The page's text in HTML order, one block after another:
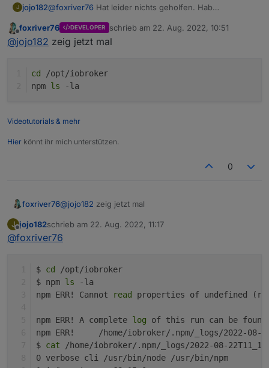
J jojo182@foxriver76 Hat leider nichts geholfen. Hab
zusätzliche puppeteer modul entfernt und JS neu
gestartet und dann deinen Adapter einmal komplett
Edit: Was mir noch aufgefallen ist: Wenn ich im JS
Adapter wieder puppeteer reinnehme und den Adapter
javascript.0
	2022-08-22 12:33:04.580	error	npm
javascript.0
javascript.0
2022-08-22 12:33:04.069	error	WARN
	2022-08-22 12:33:04.067	error	npm
javascript.0
Das erscheint nur mit aktiviertem puppeteer modul.
Keine Ahnung ob das was damit zu tun hat.
Offline
foxriver76 DEVELOPER schrieb am 22. Aug. 2022, 10:51
zuletzt editiert von
@jojo182 zeig jetzt mal
cd /opt/iobroker
npm ls -la
Videotutorials & mehr
Hier könnt ihr mich unterstützen.
0
foxriver76@jojo182 zeig jetzt mal
cd /opt/iobroker
J
Offline
jojo182schrieb am 22. Aug. 2022, 11:17
zuletzt editiert von
@foxriver76
$ cd
/opt/iobroker
$ npm ls -la
npm ERR! Cannot
read properties of undefined
npm ERR! A complete log of this run can be
npm ERR!     /home/iobroker/.npm/_logs/2022-08-
$ cat /home/iobroker/.npm/_logs/2022-08-
0 verbose cli /usr/bin/node /usr/bin/npm